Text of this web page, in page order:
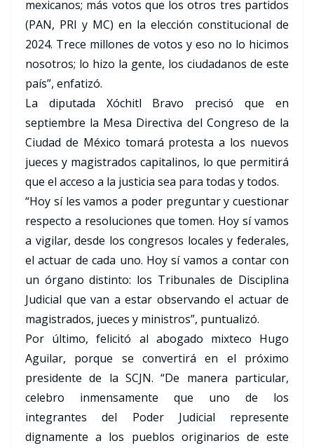
mexicanos; más votos que los otros tres partidos
(PAN, PRI y MC) en la elección constitucional de
2024. Trece millones de votos y eso no lo hicimos
nosotros; lo hizo la gente, los ciudadanos de este
país”, enfatizó.
La diputada Xóchitl Bravo precisó que en
septiembre la Mesa Directiva del Congreso de la
Ciudad de México tomará protesta a los nuevos
jueces y magistrados capitalinos, lo que permitirá
que el acceso a la justicia sea para todas y todos.
“Hoy sí les vamos a poder preguntar y cuestionar
respecto a resoluciones que tomen. Hoy sí vamos
a vigilar, desde los congresos locales y federales,
el actuar de cada uno. Hoy sí vamos a contar con
un órgano distinto: los Tribunales de Disciplina
Judicial que van a estar observando el actuar de
magistrados, jueces y ministros”, puntualizó.
Por último, felicitó al abogado mixteco Hugo
Aguilar, porque se convertirá en el próximo
presidente de la SCJN. “De manera particular,
celebro inmensamente que uno de los
integrantes del Poder Judicial represente
dignamente a los pueblos originarios de este